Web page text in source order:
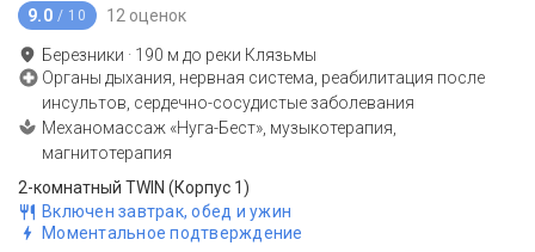
9.0 / 10 12 оценок
Березники · 190 м до реки Клязьмы
Органы дыхания, нервная система, реабилитация после
инсультов, сердечно-сосудистые заболевания
Механомассаж «Нуга-Бест», музыкотерапия,
магнитотерапия
2-комнатный TWIN (Корпус 1)
Включен завтрак, обед и ужин
Моментальное подтверждение